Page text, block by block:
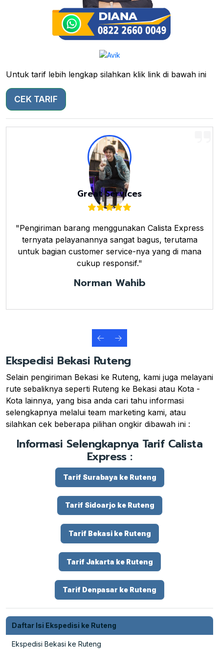
Untuk tarif lebih lengkap silahkan klik link di bawah ini
CEK TARIF
Great Services
"Pengiriman barang menggunakan Calista Express
ternyata pelayanannya sangat bagus, terutama
untuk bagian customer service-nya yang di mana
cukup responsif."
Norman Wahib
Ekspedisi Bekasi Ruteng
Selain pengiriman Bekasi ke Ruteng, kami juga melayani
rute sebaliknya seperti Ruteng ke Bekasi atau Kota -
Kota lainnya, yang bisa anda cari tahu informasi
selengkapnya melalui team marketing kami, atau
silahkan cek beberapa pilihan ongkir dibawah ini :
Informasi Selengkapnya Tarif Calista
Express :
Tarif Surabaya ke Ruteng
Tarif Sidoarjo ke Ruteng
Tarif Bekasi ke Ruteng
Tarif Jakarta ke Ruteng
Tarif Denpasar ke Ruteng
Daftar Isi Ekspedisi ke Ruteng
Ekspedisi Bekasi ke Ruteng